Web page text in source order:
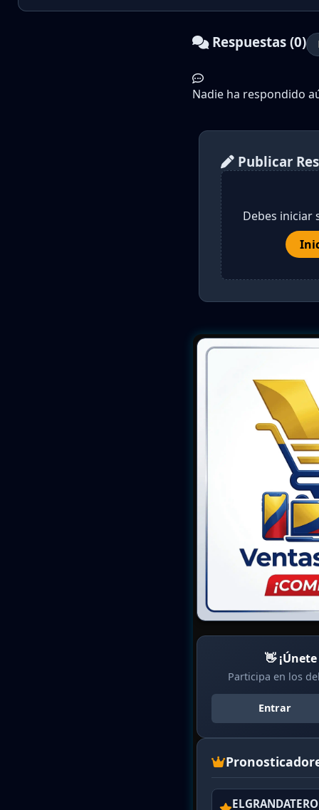
Respuestas (0)
Nadie ha respondido
Publicar
Debes iniciar
👋
Participa en los
Entrar